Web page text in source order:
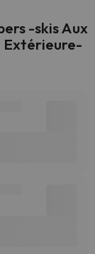
-skis Aux
Extérieure-